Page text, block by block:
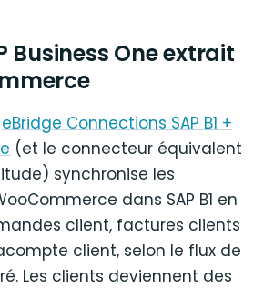
Business One extrait
eBridge Connections SAP B1 +
(et le connecteur équivalent
synchronise les
dans SAP B1 en
client, factures clients
client, selon le flux de
Les clients deviennent des